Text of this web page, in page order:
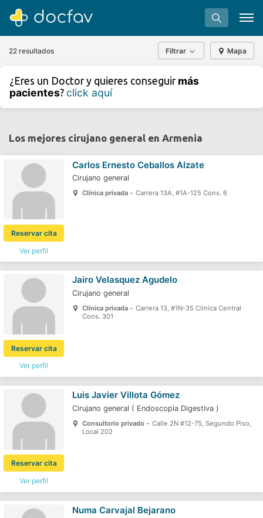
Buscar
¿Eres un doctor?
22 resultados Filtrar Mapa
¿Eres un Doctor y quieres conseguir más
pacientes? click aquí
Los mejores cirujano general en Armenia
Ver perfil
Reservar cita
Carlos Ernesto Ceballos Alzate
Cirujano general
Clínica privada - Carrera 13A, #1A-125 Cons. 6
Ver perfil
Reservar cita
Jairo Velasquez Agudelo
Cirujano general
Clínica privada - Carrera 13, #1N-35 Clinica Central
Cons. 301
Ver perfil
Reservar cita
Luis Javier Villota Gómez
Cirujano general ( Endoscopia Digestiva )
Consultorio privado - Calle 2N #12-75, Segundo Piso,
Local 202
Numa Carvajal Bejarano
⇧
©
contributors.